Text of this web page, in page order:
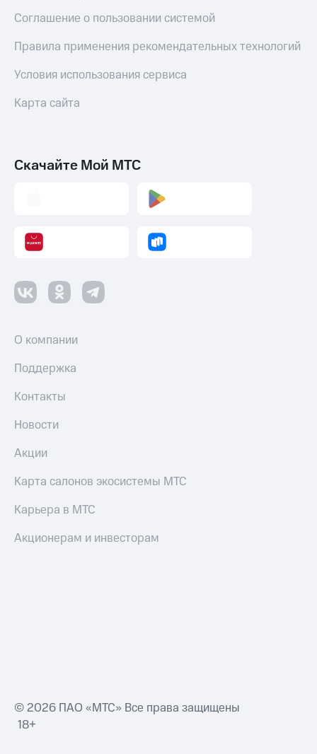
Соглашение о пользовании системой
Правила применения рекомендательных технологий
Условия использования сервиса
Карта сайта
Скачайте Мой МТС
О компании
Поддержка
Контакты
Новости
Акции
Карта салонов экосистемы МТС
Карьера в МТС
Акционерам и инвесторам
© 2026 ПАО «МТС» Все права защищены
18+